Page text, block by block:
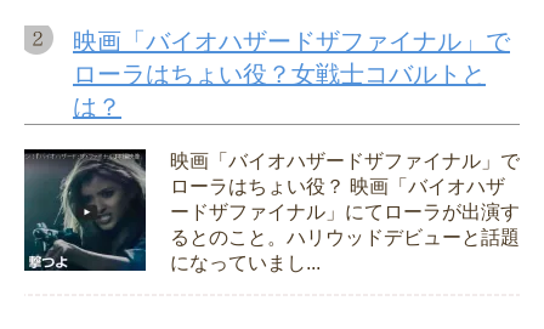
映画「バイオハザードザファイナル」で
ローラはちょい役？女戦士コバルトと
は？
映画「バイオハザードザファイナル」で
ローラはちょい役？ 映画「バイオハザ
ードザファイナル」にてローラが出演す
るとのこと。ハリウッドデビューと話題
になっていまし...